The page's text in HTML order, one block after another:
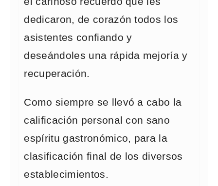
dedicaron, de corazón todos los
asistentes confiando y
deseándoles una rápida mejoría y
recuperación.
Como siempre se llevó a cabo la
calificación personal con sano
espíritu gastronómico, para la
clasificación final de los diversos
establecimientos.